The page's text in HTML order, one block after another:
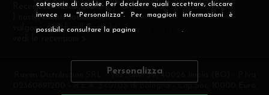
categorie di cookie. Per decidere quali accettare, cliccare
invece su "Personalizza". Per maggiori informazioni è
possibile consultare la pagina .
Personalizza
Recensioni Verificate
I nostri clienti soddisfatti
valgono più di mille parole
Raven Distribution SRL - Via Fanin 30, 40026 Imola (BO) - P.Iva